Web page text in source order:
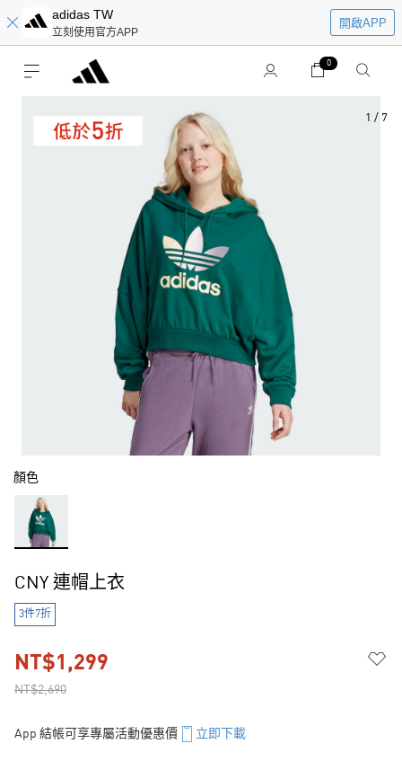
adidas TW
立刻使用官方APP
開啟APP
0
1 / 7
顏色
CNY 連帽上衣
3件7折
NT$2,690
NT$1,299
App 結帳可享專屬活動優惠價 立即下載